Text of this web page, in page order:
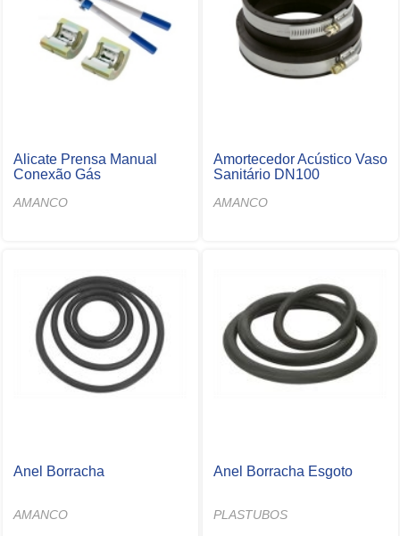
Alicate Prensa Manual
Conexão Gás
AMANCO
Amortecedor Acústico Vaso
Sanitário DN100
AMANCO
Anel Borracha
AMANCO
Anel Borracha Esgoto
PLASTUBOS